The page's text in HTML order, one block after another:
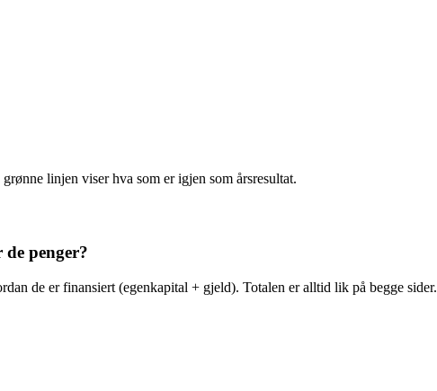
linjen viser hva som er igjen som årsresultat.
de penger?
de er finansiert (egenkapital + gjeld). Totalen er alltid lik på begge sider.